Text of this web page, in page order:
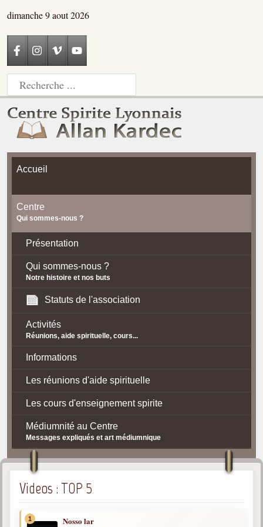
dimanche 9 aout 2026
Accueil
Centre
Qui sommes-nous ?
Présentation
Qui sommes-nous ?
Notre histoire et nos buts
Statuts de l'association
Activités
Réunions, aide spirituelle, cours...
Informations
Les réunions d'aide spirituelle
Les cours d'enseignement spirite
Médiumnité au Centre
Messages expliqués et art médiumnique
Contact / Accès
Plan d'accès
Spiritisme
La doctrine Spirite
Videos : TOP 5
1 Nosso lar